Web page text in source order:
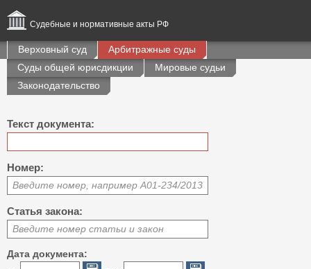
Судебные и нормативные акты РФ
Верховный суд
Арбитражные суды
Суды общей юрисдикции
Мировые судьи
Законодательство
Текст документа:
Номер:
Введите номер, например А01-234/2013
Статья закона:
Введите номер статьи и закон
Дата документа: